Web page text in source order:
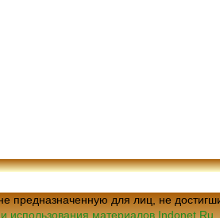
предназначенную для лиц, не
использования материалов Indonet.Ru